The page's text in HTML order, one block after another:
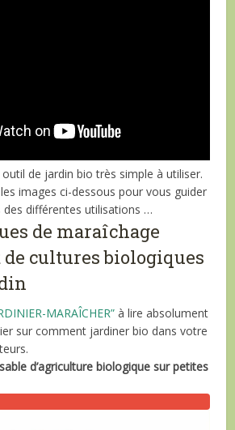
de jardin bio très simple à utiliser.
images ci-dessous pour vous guider
des différentes utilisations …
de maraîchage
cultures biologiques
MARAÎCHER” à lire absolument
sur comment jardiner bio dans votre
d’agriculture biologique sur petites